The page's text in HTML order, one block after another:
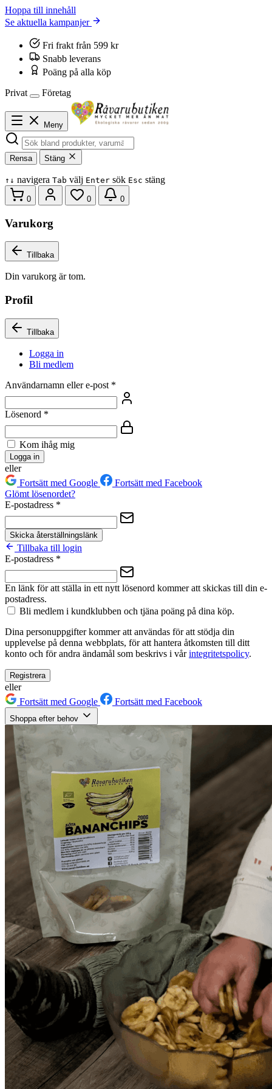
Hoppa till innehåll
Se aktuella kampanjer
Fri frakt från 599 kr
Snabb leverans
Poäng på alla köp
Privat
Företag
Meny
Rensa Stäng
↑ ↓ navigera Tab välj Enter sök Esc stäng
0 0 0
Varukorg
Tillbaka
Din varukorg är tom.
Profil
Tillbaka
Logga in
Bli medlem
Användarnamn eller e-post *
Lösenord *
Kom ihåg mig
Logga in
eller
Fortsätt med Google
Fortsätt med Facebook
Glömt lösenordet?
E-postadress *
Skicka återställningslänk
Tillbaka till login
E-postadress *
En länk för att ställa in ett nytt lösenord kommer att skickas till din e-
postadress.
Bli medlem i kundklubben och tjäna poäng på dina köp.
Dina personuppgifter kommer att användas för att stödja din
upplevelse på denna webbplats, för att hantera åtkomsten till ditt
konto och för andra ändamål som beskrivs i vårintegritetspolicy.
Registrera
eller
Fortsätt med Google
Fortsätt med Facebook
Shoppa efter behov